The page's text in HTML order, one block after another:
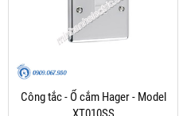
Công tắc - Ổ cắm Hager - Model